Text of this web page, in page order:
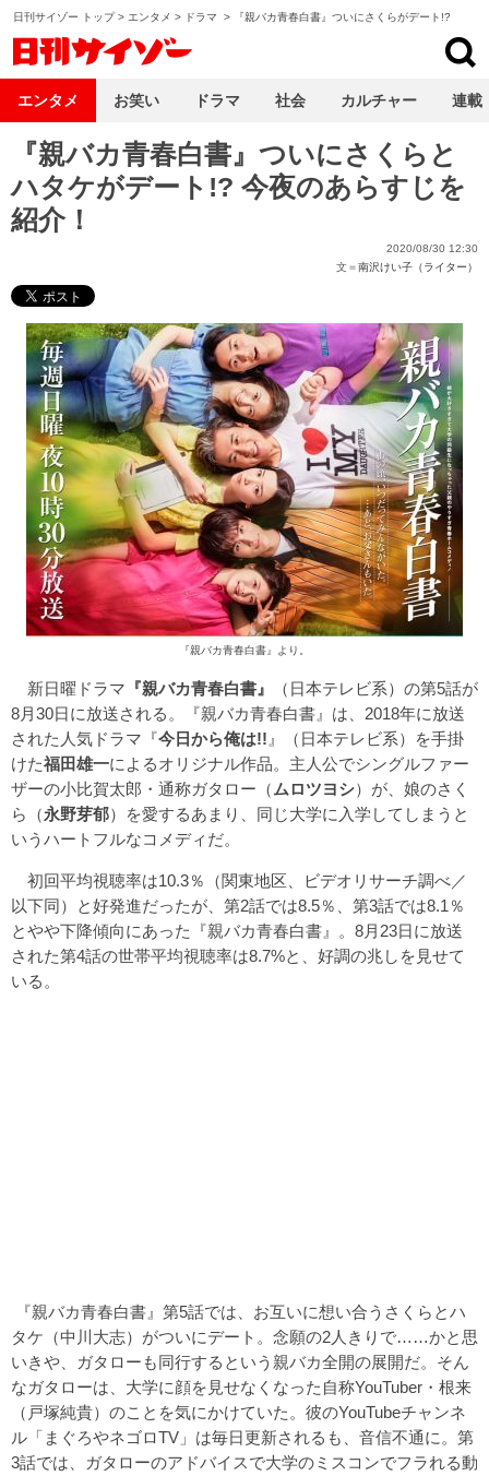
日刊サイゾー トップ> エンタメ > ドラマ > 『親バカ青春白書』ついにさくらがデート!?
『親バカ青春白書』ついにさくらと
ハタケがデート!? 今夜のあらすじを
紹介！
2020/08/30 12:30
文＝南沢けい子（ライター）
『親バカ青春白書』より。
新日曜ドラマ 『親バカ青春白書』
（日本テレビ系）の第5話が
8月30日に放送される。『親バカ青春白書』は、2018年に放送
された人気ドラマ『今日から俺は!! 』（日本テレビ系）を手掛
けた福田雄一によるオリジナル作品。主人公でシングルファー
ザーの小比賀太郎・通称ガタロー（ムロツヨシ）が、娘のさく
ら（永野芽郁）を愛するあまり、同じ大学に入学してしまうと
いうハートフルなコメディだ。
初回平均視聴率は10.3％（関東地区、ビデオリサーチ調べ／
以下同）と好発進だったが、第2話では8.5％、第3話では8.1％
とやや下降傾向にあった『親バカ青春白書』。8月23日に放送
された第4話の世帯平均視聴率は8.7%と、好調の兆しを見せて
いる。
『親バカ青春白書』第5話では、お互いに想い合うさくらとハ
タケ（中川大志）がついにデート。念願の2人きりで……かと思
いきや、ガタローも同行するという親バカ全開の展開だ。そん
なガタローは、大学に顔を見せなくなった自称YouTuber・根来
（戸塚純貴）のことを気にかけていた。彼のYouTubeチャンネ
ル「まぐろやネゴロTV」は毎日更新されるも、音信不通に。第
3話では、ガタローのアドバイスで大学のミスコンでフラれる動
エンタメ お笑い ドラマ 社会 カルチャー 連載